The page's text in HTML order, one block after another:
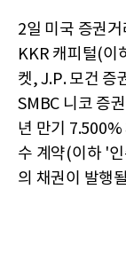
2일 미국 증권
KKR 캐피털(이
켓, J.P. 모건 증
SMBC 니코 증
년 만기
수 계약(이하 '
의 채권이 발행